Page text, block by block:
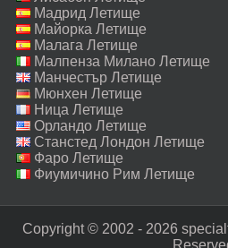
Мадрид Летище
Майорка Летище
Малага Летище
Малпенза Милано Летище
Манчестър Летище
Мюнхен Летище
Ница Летище
Орландо Летище
Станстед Лондон Летище
Фаро Летище
Фиумичино Рим Летище
Copyright © 2002 - 2026